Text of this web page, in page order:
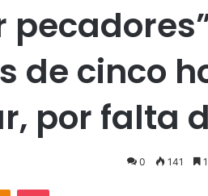
de cinco
por falta
0 141
Odnoklassniki
Pocket